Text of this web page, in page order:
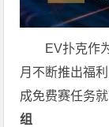
EV扑克作
月不断推出福
成免费赛任务
组